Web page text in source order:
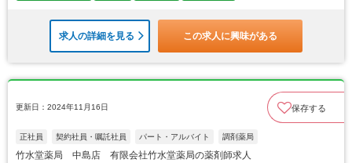
求人の詳細を見る この求人に興味がある
更新日：2024年11月16日 保存する
正社員 契約社員・嘱託社員 パート・アルバイト 調剤薬局
竹水堂薬局 中島店 有限会社竹水堂薬局の薬剤師求人